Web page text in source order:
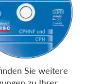
Sie weitere